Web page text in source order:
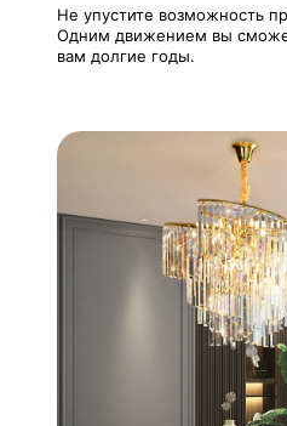
Не упустите возможность
Одним движением вы
вам долгие годы.